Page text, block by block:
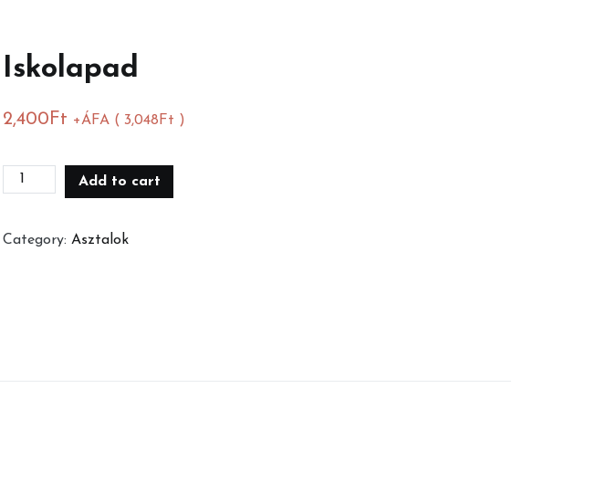
Iskolapad
2,400 Ft +ÁFA ( 3,048 Ft )
Iskolapad
Add to cart
Category:Asztalok